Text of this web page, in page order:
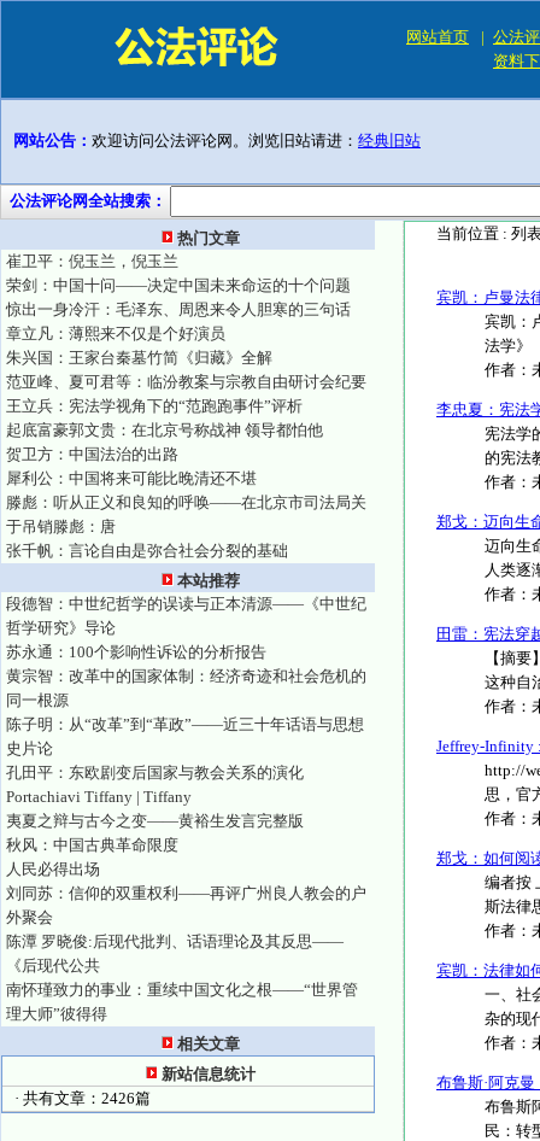
网站首页 | 公法
资料
网站公告： 欢迎访问公法评论网。浏览旧站请进： 经典旧站
公法评论网全站搜索：
热门文章
崔卫平：倪玉兰，倪玉兰
荣剑：中国十问——决定中国未来命运的十个问题
惊出一身冷汗：毛泽东、周恩来令人胆寒的三句话
章立凡：薄熙来不仅是个好演员
朱兴国：王家台秦墓竹简《归藏》全解
范亚峰、夏可君等：临汾教案与宗教自由研讨会纪要
王立兵：宪法学视角下的“范跑跑事件”评析
起底富豪郭文贵：在北京号称战神 领导都怕他
贺卫方：中国法治的出路
犀利公：中国将来可能比晚清还不堪
滕彪：听从正义和良知的呼唤——在北京市司法局关
于吊销滕彪：唐
张千帆：言论自由是弥合社会分裂的基础
本站推荐
段德智：中世纪哲学的误读与正本清源——《中世纪
哲学研究》导论
苏永通：100个影响性诉讼的分析报告
黄宗智：改革中的国家体制：经济奇迹和社会危机的
同一根源
陈子明：从“改革”到“革政”——近三十年话语与思想
史片论
孔田平：东欧剧变后国家与教会关系的演化
Portachiavi Tiffany | Tiffany
夷夏之辩与古今之变——黄裕生发言完整版
秋风：中国古典革命限度
人民必得出场
刘同苏：信仰的双重权利——再评广州良人教会的户
外聚会
陈潭 罗晓俊:后现代批判、话语理论及其反思——
《后现代公共
南怀瑾致力的事业：重续中国文化之根——“世界管
理大师”彼得得
相关文章
新站信息统计
· 共有文章：2426篇
当前位置 : 列
宾凯：卢曼法
宾凯：
法学》
作者：
李忠夏：宪法
宪法学
的宪法
作者：
郑戈：迈向生
迈向生
人类逐
作者：
田雷：宪法穿
【摘
这种自
作者：
Jeffrey-Infinity
http://
思，官
作者：
郑戈：如何阅
编者按
斯法律
作者：
宾凯：法律如
一、社
杂的现
作者：
布鲁斯·阿克
布鲁斯
民：转